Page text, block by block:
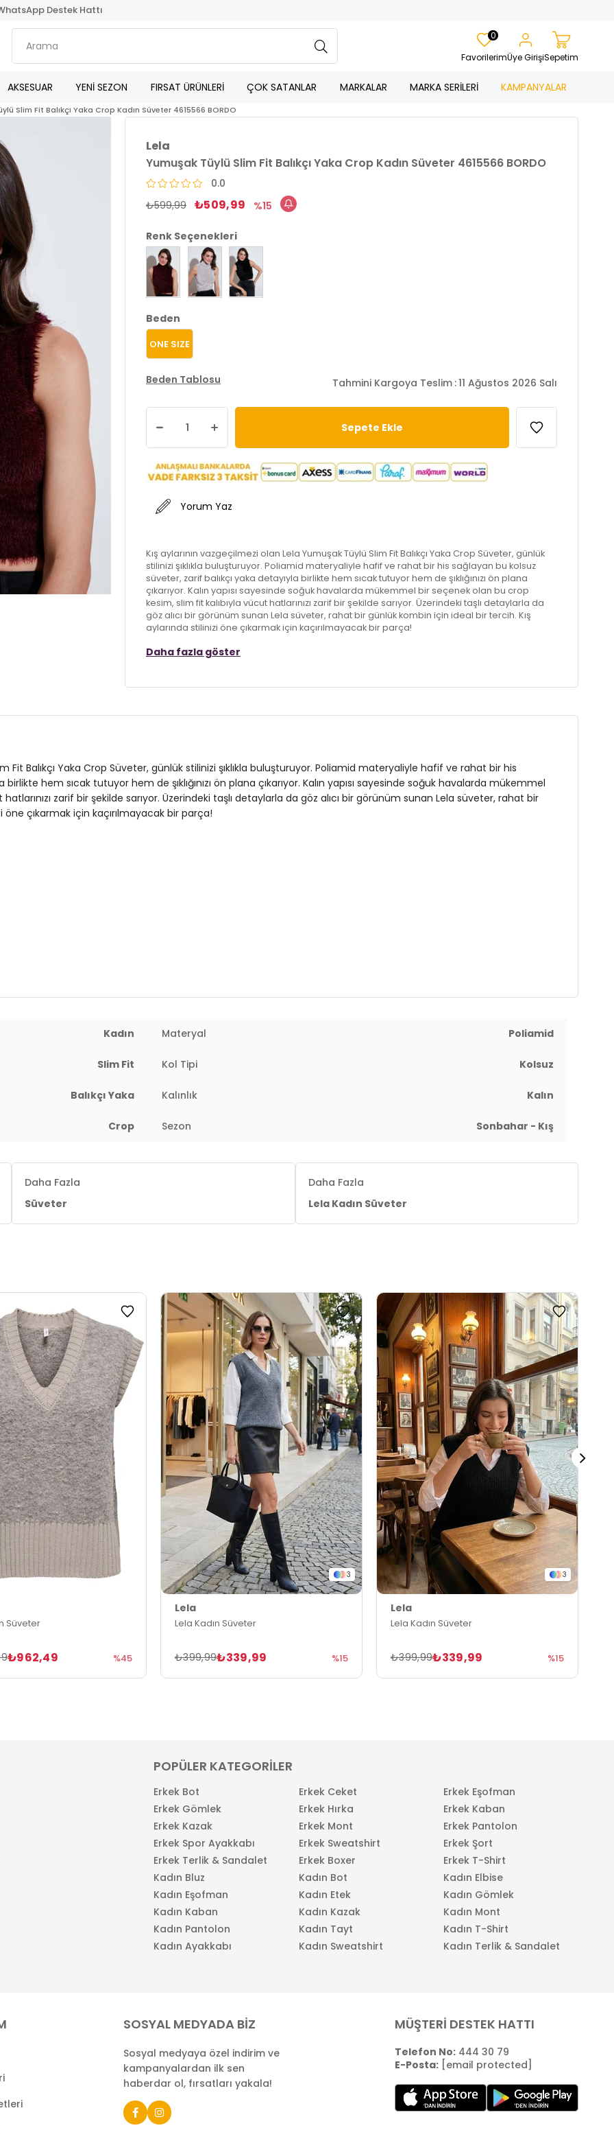
Destek Hattı
Favorilerim
0
Üye GirişiSepetim
AKSESUAR YENİ SEZON FIRSAT ÜRÜNLERİ ÇOK SATANLAR MARKALAR MARKA SERİLERİ KAMPANYALAR
Slim Fit Balıkçı Yaka Crop Kadın Süveter 4615566 BORDO
Lela
Yumuşak Tüylü Slim Fit Balıkçı Yaka Crop Kadın Süveter 4615566 BORDO
0.0
₺599,99 ₺509,99 15
Renk Seçenekleri
Beden
ONE SIZE
Beden Tablosu Tahmini Kargoya Teslim :11 Ağustos 2026 Salı
Yorum Yaz
Kış aylarının vazgeçilmezi olan Lela Yumuşak Tüylü Slim Fit Balıkçı Yaka Crop Süveter, günlük
stilinizi şıklıkla buluşturuyor. Poliamid materyaliyle hafif ve rahat bir his sağlayan bu kolsuz
süveter, zarif balıkçı yaka detayıyla birlikte hem sıcak tutuyor hem de şıklığınızı ön plana
çıkarıyor. Kalın yapısı sayesinde soğuk havalarda mükemmel bir seçenek olan bu crop
kesim, slim fit kalıbıyla vücut hatlarınızı zarif bir şekilde sarıyor. Üzerindeki taşlı detaylarla da
göz alıcı bir görünüm sunan Lela süveter, rahat bir günlük kombin için ideal bir tercih. Kış
aylarında stilinizi öne çıkarmak için kaçırılmayacak bir parça!
Giyim Tarzı:Günlük/Casual
Mevsim:Kışlık
Yaka Tipi:Balıkçı Yaka
Kol Tipi:Kolsuz
Kumaş Tipi:Belirtilmemiş
2DK4615566.61
Daha fazla göster
Fit Balıkçı Yaka Crop Süveter, günlük stilinizi şıklıkla buluşturuyor. Poliamid materyaliyle hafif ve rahat bir his
hem sıcak tutuyor hem de şıklığınızı ön plana çıkarıyor. Kalın yapısı sayesinde soğuk havalarda mükemmel
zarif bir şekilde sarıyor. Üzerindeki taşlı detaylarla da göz alıcı bir görünüm sunan Lela süveter, rahat bir
çıkarmak için kaçırılmayacak bir parça!
Kadın Materyal Poliamid
Slim Fit Kol Tipi Kolsuz
Balıkçı Yaka Kalınlık Kalın
Crop Sezon Sonbahar - Kış
Daha Fazla
Süveter
Daha Fazla
Lela Kadın Süveter
Süveter
₺962,49 %45
3
Lela
Lela Kadın Süveter
₺339,99
₺399,99 %15
3
Lela
Lela Kadın Süveter
₺339,99
₺399,99 %15
POPÜLER KATEGORİLER
Erkek Bot Erkek Ceket
Erkek Eşofman
Erkek Gömlek
Erkek Hırka
Erkek Kaban
Erkek Kazak
Erkek Mont
Erkek Pantolon
Erkek Spor Ayakkabı
Erkek Sweatshirt
Erkek Şort
Erkek Terlik & Sandalet
Erkek Boxer
Erkek T-Shirt
Kadın Bluz
Kadın Bot
Kadın Elbise
Kadın Eşofman
Kadın Etek
Kadın Gömlek
Kadın Kaban
Kadın Kazak
Kadın Mont
Kadın Pantolon
Kadın Tayt
Kadın T-Shirt
Kadın Ayakkabı
Kadın Sweatshirt Kadın Terlik & Sandalet
SOSYAL MEDYADA BİZ
Sosyal medyaya özel indirim ve
kampanyalardan ilk sen
haberdar ol, fırsatları yakala!
MÜŞTERİ DESTEK HATTI
Telefon No:444 30 79
E-Posta: [email protected]